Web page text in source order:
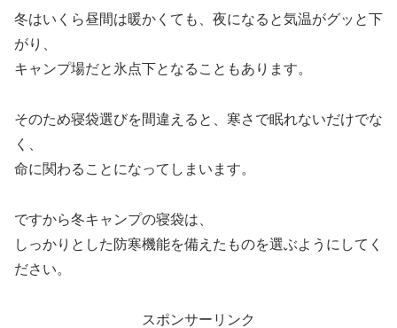
冬はいくら昼間は暖かくても、夜になると気温がグッと下
がり、
キャンプ場だと氷点下となることもあります。
そのため寝袋選びを間違えると、寒さで眠れないだけでな
く、
命に関わることになってしまいます。
ですから冬キャンプの寝袋は、
しっかりとした防寒機能を備えたものを選ぶようにしてく
ださい。
スポンサーリンク